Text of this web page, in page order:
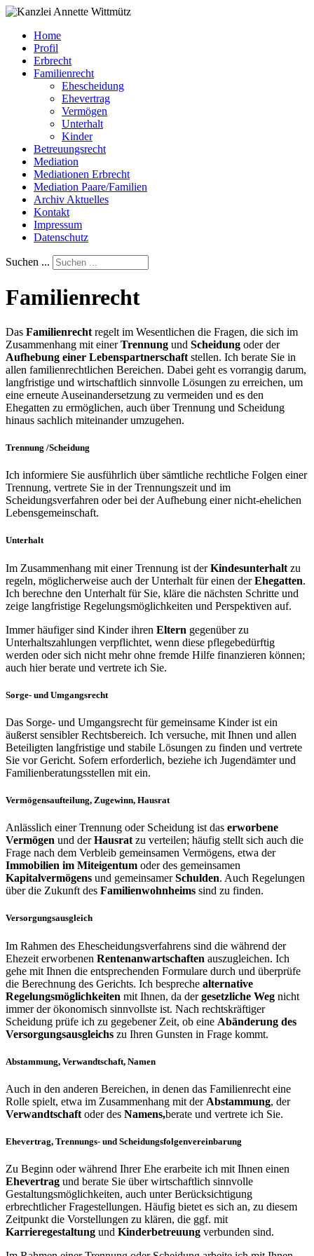
Home
Profil
Erbrecht
Familienrecht
Ehescheidung
Ehevertrag
Vermögen
Unterhalt
Kinder
Betreuungsrecht
Mediation
Mediationen Erbrecht
Mediation Paare/Familien
Archiv Aktuelles
Kontakt
Impressum
Datenschutz
Suchen ...
Familienrecht
Das Familienrecht regelt im Wesentlichen die Fragen, die sich im
Zusammenhang mit einerTrennung und Scheidung oder der
Aufhebung einer Lebenspartnerschaft stellen. Ich berate Sie in
allen familienrechtlichen Bereichen. Dabei geht es vorrangig darum,
langfristige und wirtschaftlich sinnvolle Lösungen zu erreichen, um
eine erneute Auseinandersetzung zu vermeiden und es den
Ehegatten zu ermöglichen, auch über Trennung und Scheidung
hinaus sachlich miteinander umzugehen.
Trennung /Scheidung
Ich informiere Sie ausführlich über sämtliche rechtliche Folgen einer
Trennung, vertrete Sie in der Trennungszeit und im
Scheidungsverfahren oder bei der Aufhebung einer nicht-ehelichen
Lebensgemeinschaft.
Unterhalt
Im Zusammenhang mit einer Trennung ist derKindesunterhalt zu
regeln, möglicherweise auch der Unterhalt für einen derEhegatten.
Ich berechne den Unterhalt für Sie, kläre die nächsten Schritte und
zeige langfristige Regelungsmöglichkeiten und Perspektiven auf.
Immer häufiger sind Kinder ihren Eltern gegenüber zu
Unterhaltszahlungen verpflichtet, wenn diese pflegebedürftig
werden oder sich nicht mehr ohne fremde Hilfe finanzieren können;
auch hier berate und vertrete ich Sie.
Sorge- und Umgangsrecht
Das Sorge- und Umgangsrecht für gemeinsame Kinder ist ein
äußerst sensibler Rechtsbereich. Ich versuche, mit Ihnen und allen
Beteiligten langfristige und stabile Lösungen zu finden und vertrete
Sie vor Gericht. Sofern erforderlich, beziehe ich Jugendämter und
Familienberatungsstellen mit ein.
Vermögensaufteilung, Zugewinn, Hausrat
Anlässlich einer Trennung oder Scheidung ist das erworbene
Vermögen und derHausrat zu verteilen; häufig stellt sich auch die
Frage nach dem Verbleib gemeinsamen Vermögens, etwa der
Immobilien im Miteigentum oder des gemeinsamen
Kapitalvermögens und gemeinsamerSchulden. Auch Regelungen
über die Zukunft des Familienwohnheims sind zu finden.
Versorgungsausgleich
Im Rahmen des Ehescheidungsverfahrens sind die während der
Ehezeit erworbenen Rentenanwartschaften auszugleichen. Ich
gehe mit Ihnen die entsprechenden Formulare durch und überprüfe
die Berechnung des Gerichts. Ich bespreche alternative
Regelungsmöglichkeiten mit Ihnen, da dergesetzliche Weg nicht
immer der ökonomisch sinnvollste ist. Nach rechtskräftiger
Scheidung prüfe ich zu gegebener Zeit, ob eine Abänderung des
Versorgungsausgleichs zu Ihren Gunsten in Frage kommt.
Abstammung, Verwandtschaft, Namen
Auch in den anderen Bereichen, in denen das Familienrecht eine
Rolle spielt, etwa im Zusammenhang mit der Abstammung, der
Verwandtschaft oder des Namens,berate und vertrete ich Sie.
Ehevertrag, Trennungs- und Scheidungsfolgenvereinbarung
Zu Beginn oder während Ihrer Ehe erarbeite ich mit Ihnen einen
Ehevertrag und berate Sie über wirtschaftlich sinnvolle
Gestaltungsmöglichkeiten, auch unter Berücksichtigung
erbrechtlicher Fragestellungen. Häufig bietet es sich an, zu diesem
Zeitpunkt die Vorstellungen zu klären, die ggf. mit
Karrieregestaltung und Kinderbetreuung verbunden sind.